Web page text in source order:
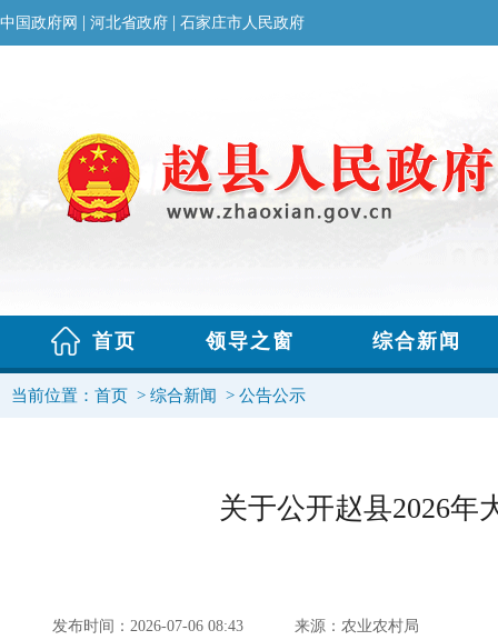
当前位置： 首页 > 综合新闻 > 公告公示
关于公开赵县2026年
发布时间：2026-07-06 08:43 来源：农业农村局